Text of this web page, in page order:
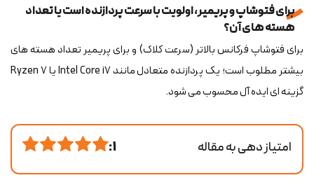
برای فتوشاپ و پریمیر، اولویت با سرعت پردازنده است یا تعداد
هسته های آن؟
برای فتوشاپ فرکانس بالاتر (سرعت کلاک) و برای پریمیر تعداد هسته های
بیشتر مطلوب است؛ یک پردازنده متعادل مانند Intel Core i7 یا Ryzen 7
گزینه ای ایده آل محسوب می شود.
امتیاز دهی به مقاله 1 :